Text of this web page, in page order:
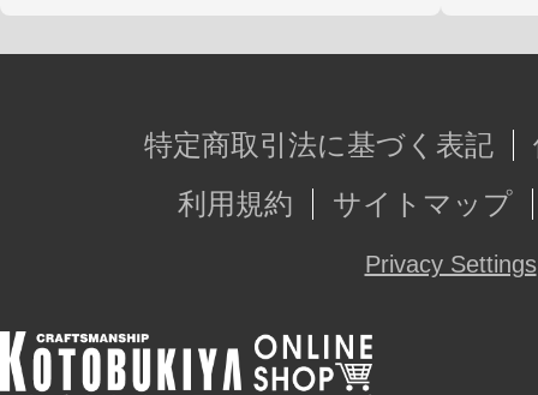
特定商取引法に基づく表記
利用規約
サイトマップ
Privacy Settings